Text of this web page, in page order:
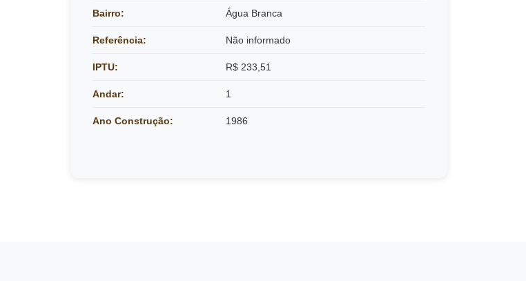
Bairro: Água Branca
Referência: Não informado
IPTU: R$ 233,51
Andar: 1
Ano Construção: 1986